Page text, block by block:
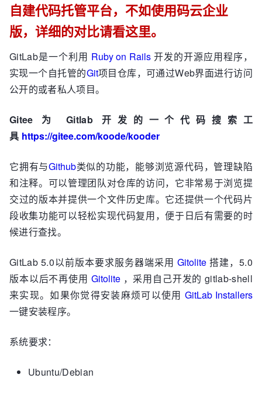
自建代码托管平台，不如使用码云企业
版，详细的对比请看这里。
GitLab是一个利用 Ruby on Rails开发的开源应用程序，
实现一个自托管的Git项目仓库，可通过Web界面进行访问
公开的或者私人项目。
Gitee 为 Gitlab 开发的一个代码搜索工
具 https://gitee.com/koode/kooder
它拥有与Github类似的功能，能够浏览源代码，管理缺陷
和注释。可以管理团队对仓库的访问，它非常易于浏览提
交过的版本并提供一个文件历史库。它还提供一个代码片
段收集功能可以轻松实现代码复用，便于日后有需要的时
候进行查找。
GitLab 5.0以前版本要求服务器端采用 Gitolite搭建，5.0
版本以后不再使用 Gitolite，采用自己开发的 gitlab-shell
来实现。如果你觉得安装麻烦可以使用 GitLab Installers
一键安装程序。
系统要求：
Ubuntu/Debian